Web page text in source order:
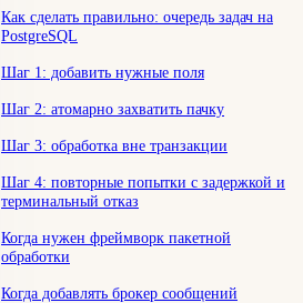
Как сделать правильно: очередь задач на
PostgreSQL
Шаг 1: добавить нужные поля
Шаг 2: атомарно захватить пачку
Шаг 3: обработка вне транзакции
Шаг 4: повторные попытки с задержкой и
терминальный отказ
Когда нужен фреймворк пакетной
обработки
Когда добавлять брокер сообщений